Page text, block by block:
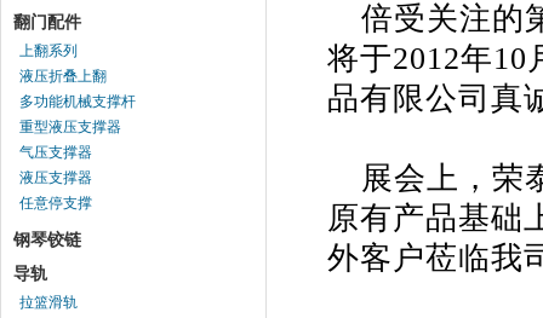
翻门配件
上翻系列
液压折叠上翻
多功能机械支撑杆
重型液压支撑器
气压支撑器
液压支撑器
任意停支撑
钢琴铰链
导轨
拉篮滑轨
倍受关注的
将于2012年10
品有限公司真
展会上，荣
原有产品基础
外客户莅临我